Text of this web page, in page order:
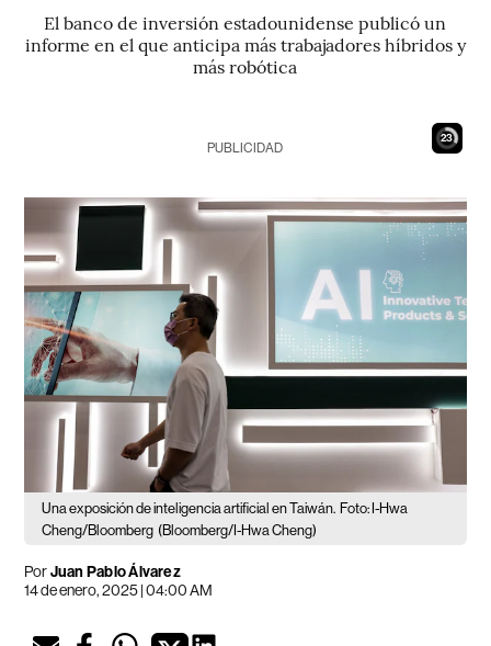
El banco de inversión estadounidense publicó un
informe en el que anticipa más trabajadores híbridos y
más robótica
22
PUBLICIDAD
Una exposición de inteligencia artificial en Taiwán. Foto: I-Hwa
Cheng/Bloomberg (Bloomberg/I-Hwa Cheng)
PorJuan Pablo Álvarez
14 de enero, 2025 | 04:00 AM